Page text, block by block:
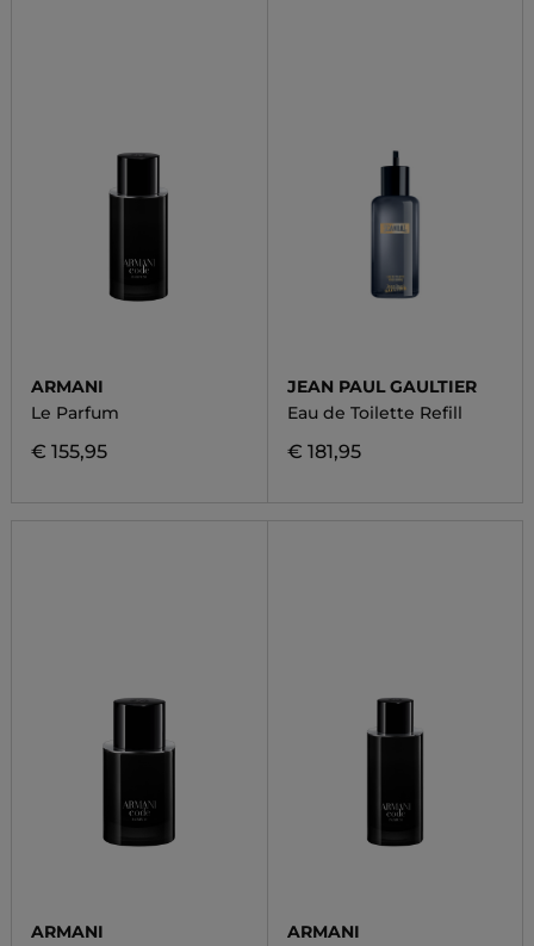
ARMANI
Le Parfum
€ 155,95
JEAN PAUL GAULTIER
Eau de Toilette Refill
€ 181,95
ARMANI
ARMANI